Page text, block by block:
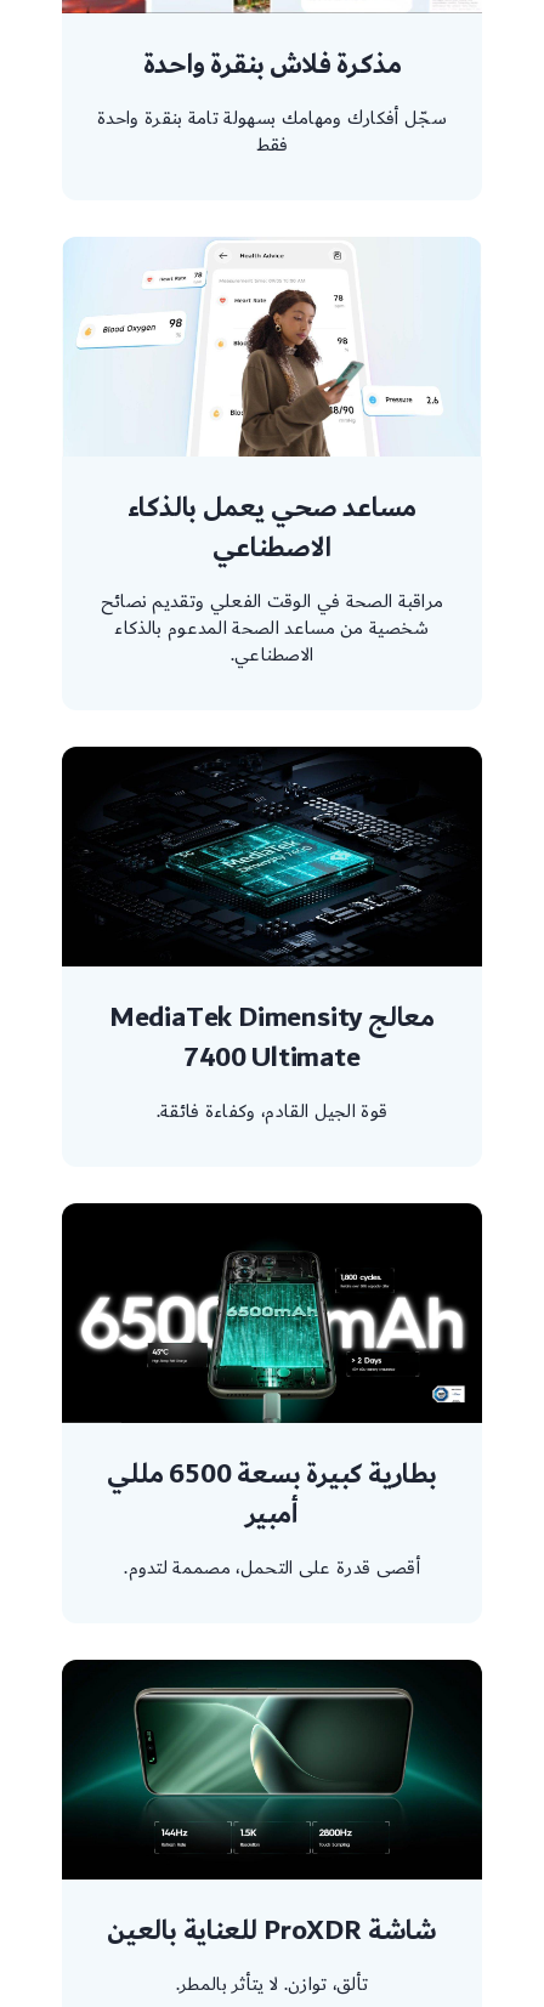
مذكرة فلاش بنقرة واحدة
سجّل أفكارك ومهامك بسهولة تامة بنقرة واحدة
فقط
مساعد صحي يعمل بالذكاء
الاصطناعي
مراقبة الصحة في الوقت الفعلي وتقديم نصائح
شخصية من مساعد الصحة المدعوم بالذكاء
الاصطناعي.
معالج MediaTek Dimensity
7400 Ultimate
قوة الجيل القادم، وكفاءة فائقة.
بطارية كبيرة بسعة 6500 مللي
أمبير
أقصى قدرة على التحمل، مصممة لتدوم.
شاشة ProXDR للعناية بالعين
تألق، توازن. لا يتأثر بالمطر.